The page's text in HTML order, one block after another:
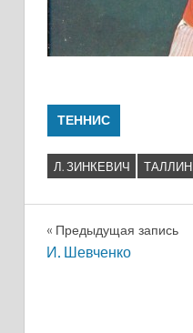
ТЕННИС
Л. ЗИНКЕВИЧ ТАЛЛИН
Навигация
Предыдущая запись
И. Шевченко